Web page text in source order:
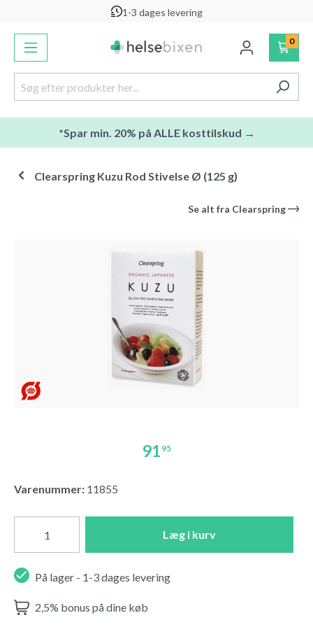
1-3 dages levering
0
*Spar min. 20% på ALLE kosttilskud →
Clearspring Kuzu Rod Stivelse Ø (125 g)
Se alt fra Clearspring
91 95
Varenummer: 11855
Læg i kurv
På lager - 1-3 dages levering
2,5% bonus på dine køb